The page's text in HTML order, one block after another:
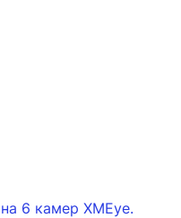
6 камер XMEye.